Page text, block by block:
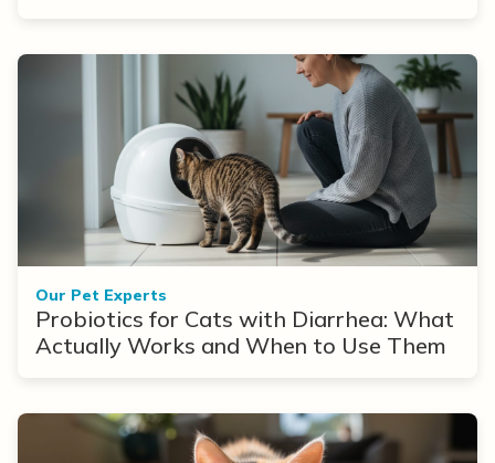
Our Pet Experts
Probiotics for Cats with Diarrhea: What
Actually Works and When to Use Them